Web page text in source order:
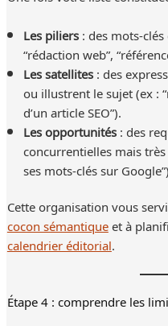
Les piliers: des mots-
“rédaction web”,
Les satellites: des
ou illustrent le sujet (ex :
d’un article SEO”).
Les opportunités: des
concurrentielles mais
ses mots-clés sur
Cette organisation vous
cocon sémantiqueet à
calendrier éditorial.
Étape 4 : comprendre les